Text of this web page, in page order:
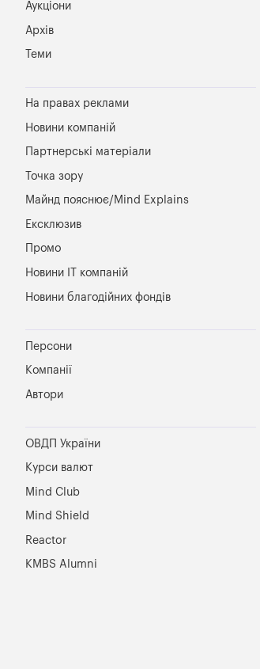
Аукціони
Архів
Теми
На правах реклами
Новини компаній
Партнерські матеріали
Точка зору
Майнд пояснює/Mind Explains
Ексклюзив
Промо
Новини IT компаній
Новини благодійних фондів
Персони
Компанії
Автори
ОВДП України
Курси валют
Mind Club
Mind Shield
Reactor
KMBS Alumni